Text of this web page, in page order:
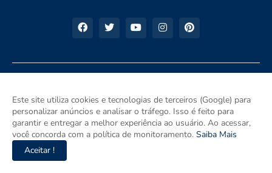
Este site utiliza cookies e tecnologias de terceiros (Google) para
personalizar anúncios e analisar o tráfego. Isso é feito para
garantir e entregar a melhor experiência ao usuário. Ao acessar,
você concorda com a política de monitoramento. Saiba Mais
Aceitar !